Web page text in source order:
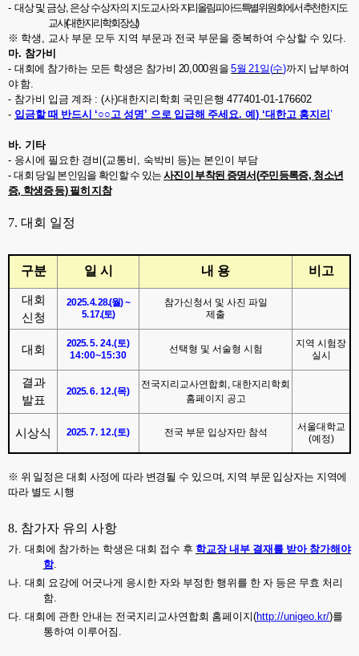
- 대상 및 금상, 은상 수상자의 지도교사와지리올림피아드특별위원회에서 추천한 지도
교사(대한지리학회장상)
※ 학생, 교사 부문 모두 지역 부문과 전국 부문을 중복하여 수상할 수 있다.
마. 참가비
- 대회에 참가하는 모든 학생은 참가비 20,000원을5월21일(수)까지 납부하여
야 함.
- 참가비 입금 계좌 : (사)대한지리학회 국민은행 477401-01-176602
- 입금할 때 반드시 ‘○○고 성명’ 으로 입급해 주세요. 예 ) ‘대한고 홍지리 ’
바. 기타
- 응시에 필요한 경비(교통비 , 숙박비 등)는 본인이 부담
- 대회 당일 본인임을 확인할 수 있는사진이 부착된 증명서 (주민등록증, 청소년
증, 학생증 등) 필히 지참
7. 대회 일정
구분 일 시 내 용 비고
대회
신청
2025. 4. 28.(월) ~
5. 17.(토)
참가신청서 및 사진 파일
제출
대회 2025. 5. 24.(토)
14:00~15:30
선택형 및 서술형 시험
지역 시험장
실시
결과
발표
2025. 6. 12.(목)
전국지리교사연합회 , 대한지리학회
홈페이지 공고
시상식 2025. 7. 12.(토) 전국 부문 입상자만 참석
서울대학교
(예정)
※ 위 일정은 대회 사정에 따라 변경될 수 있으며, 지역 부문 입상자는 지역에
따라 별도 시행
8. 참가자 유의 사항
가. 대회에 참가하는 학생은 대회 접수 후 학교장 내부 결재를 받아 참가해야
함.
나. 대회 요강에 어긋나게 응시한 자와 부정한 행위를 한 자 등은 무효 처리
함.
다. 대회에 관한 안내는 전국지리교사연합회 홈페이지(http://unigeo.kr/)를
통하여 이루어짐 .